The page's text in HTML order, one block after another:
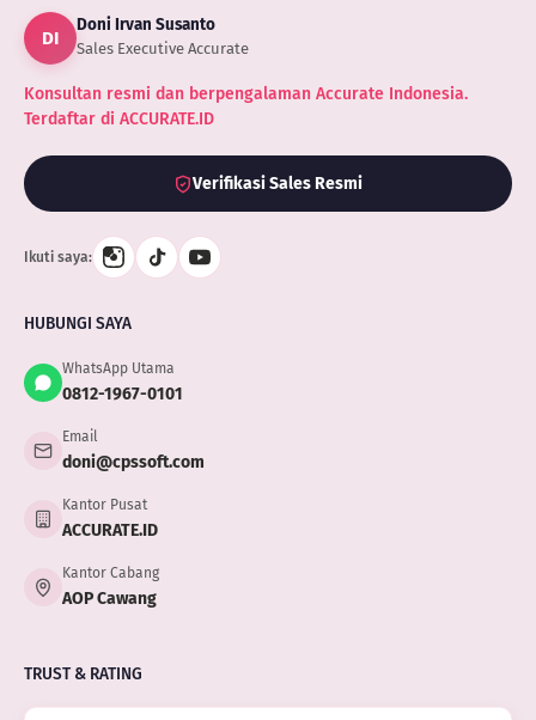
DI
Doni Irvan Susanto
Sales Executive Accurate
Konsultan resmi dan berpengalaman Accurate Indonesia.
Terdaftar di ACCURATE.ID
Verifikasi Sales Resmi
Ikuti saya:
HUBUNGI SAYA
WhatsApp Utama
0812-1967-0101
Email
doni@cpssoft.com
Kantor Pusat
ACCURATE.ID
Kantor Cabang
AOP Cawang
TRUST & RATING